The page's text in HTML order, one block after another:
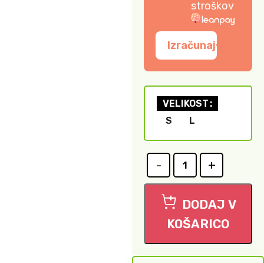
stroškov
Izračunaj
VELIKOST
S
L
DODAJ V
KOŠARICO